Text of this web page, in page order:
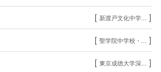
[ 新渡戸文化中学... ]
[ 聖学院中学校・... ]
[ 東京成徳大学深... ]